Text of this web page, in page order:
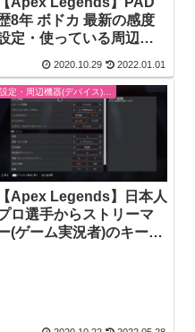
8年 ボドカ 最新の感度
定・使っている周辺機
ックスレジェンズ】
2020.10.29 2022.01.01
設定・周辺機器(デバイス)-エーペックスレジェンズ【Apex Legends】
【Apex Legends】日本人
ロ選手からストリーマ
(ゲーム実況者)のキー配